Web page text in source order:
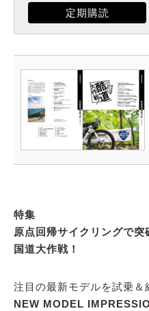
定期購読
特集
原点回帰サイクリングで突
国道大作戦！
注目の最新モデルを試乗＆
NEW MODEL